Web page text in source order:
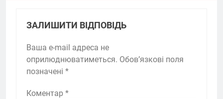
ЗАЛИШИТИ ВІДПОВІДЬ
Ваша e-mail адреса не
оприлюднюватиметься. Обов’язкові поля
позначені *
Коментар *